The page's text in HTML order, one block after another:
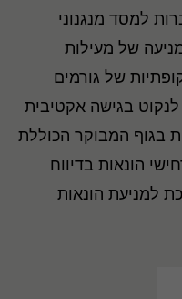
למסד מנגנוני
של מעילות
של גורמים
בגישה אקטיבית
בגוף המבוקר הכוללת
הונאות בדיווח
למניעת הונאות